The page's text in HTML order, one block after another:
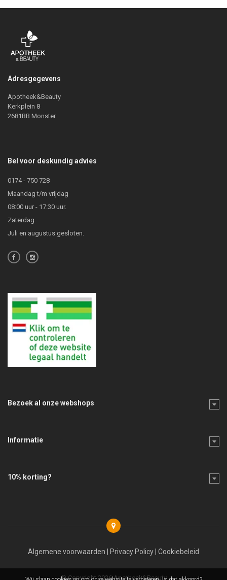
Adresgegevens
Apotheek&Beauty
Kerkplein 8
2681BB Monster
Bel voor deskundig advies
0174 - 750 728
Maandag t/m vrijdag
08:00 uur - 17:30 uur.
Zaterdag
Juli en augustus gesloten.
Bezoek al onze webshops
Informatie
10% korting?
Algemene voorwaarden Privacy Policy Cookiebeleid
© Copyright 2026 Apotheek&Beauty